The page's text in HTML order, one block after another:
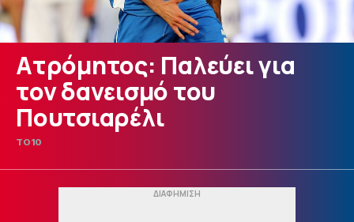
Ατρόμητος: Παλεύει για
τον δανεισμό του
Πουτσιαρέλι
TO10